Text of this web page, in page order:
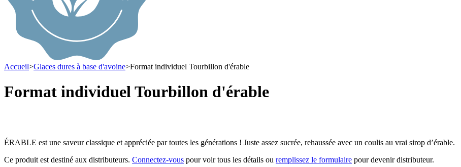
Accueil>Glaces dures à base d'avoine>Format individuel Tourbillon d'érable
Format individuel Tourbillon d'érable
ÉRABLE est une saveur classique et appréciée par toutes les générations ! Juste assez sucrée, rehaussée avec un coulis au vrai sirop d’érable.
Ce produit est destiné aux distributeurs. Connectez-vous pour voir tous les détails ou remplissez le formulaire pour devenir distributeur.